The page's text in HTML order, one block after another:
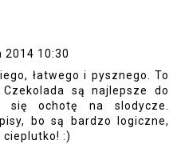
2014 10:30
łatwego i pysznego. To
są najlepsze do
się ochotę na slodycze.
bo są bardzo logiczne,
:)